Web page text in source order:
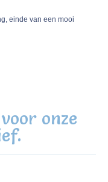
einde van een mooi
onze